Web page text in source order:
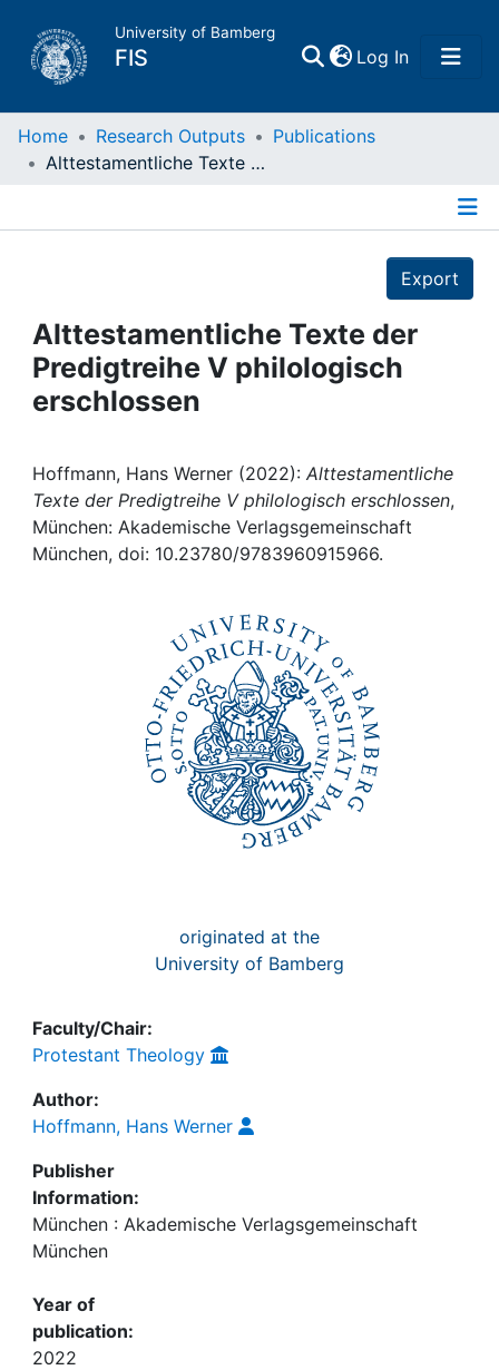
University of Bamberg
FIS Log In(current)
Home
Projects
People
Awards
My FIS
Home Research Outputs
Publications
Alttestamentliche Texte der Predigtreihe V philologisch erschlossen
Export
Alttestamentliche Texte der
Predigtreihe V philologisch
erschlossen
Hoffmann, Hans Werner (2022): Alttestamentliche
Texte der Predigtreihe V philologisch erschlossen,
München: Akademische Verlagsgemeinschaft
München, doi: 10.23780/9783960915966.
originated at the
University of Bamberg
Faculty/Chair:
Protestant Theology
Author:
Hoffmann, Hans Werner
Publisher
Information:
München : Akademische Verlagsgemeinschaft
München
Year of
publication:
2022